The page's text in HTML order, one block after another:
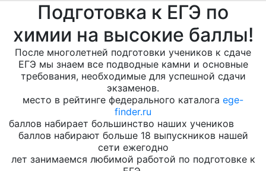
Подготовка к ЕГЭ по
химии на высокие баллы!
После многолетней подготовки учеников к сдаче
ЕГЭ мы знаем все подводные камни и основные
требования, необходимые для успешной сдачи
экзаменов.
место в рейтинге федерального каталога ege-
finder.ru
баллов набирает большинство наших учеников
баллов набирают больше 18 выпускников нашей
сети ежегодно
лет занимаемся любимой работой по подготовке к